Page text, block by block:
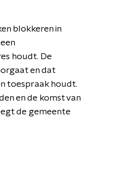
blokkeren in
houdt. De
en dat
toespraak houdt.
en de komst van
de gemeente